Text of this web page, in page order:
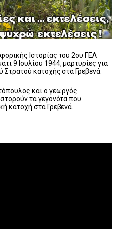
Ιστορίας του 2ου ΓΕΛ
9 Ιουλίου 1944, μαρτυρίες για
Στρατού κατοχής στα Γρεβενά.
και ο γεωργός
τα γεγονότα που
κατοχή στα Γρεβενά.